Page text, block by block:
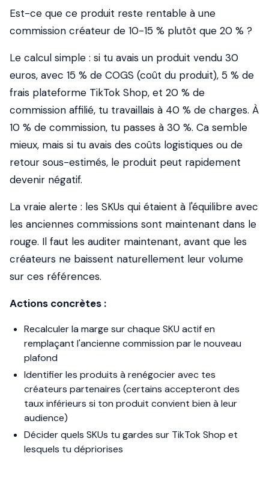
Est-ce que ce produit reste rentable à une
commission créateur de 10-15 % plutôt que 20 % ?
Le calcul simple : si tu avais un produit vendu 30
euros, avec 15 % de COGS (coût du produit), 5 % de
frais plateforme TikTok Shop, et 20 % de
commission affilié, tu travaillais à 40 % de charges. À
10 % de commission, tu passes à 30 %. Ca semble
mieux, mais si tu avais des coûts logistiques ou de
retour sous-estimés, le produit peut rapidement
devenir négatif.
La vraie alerte : les SKUs qui étaient à l'équilibre avec
les anciennes commissions sont maintenant dans le
rouge. Il faut les auditer maintenant, avant que les
créateurs ne baissent naturellement leur volume
sur ces références.
Actions concrètes :
Recalculer la marge sur chaque SKU actif en
remplaçant l'ancienne commission par le nouveau
plafond
Identifier les produits à renégocier avec tes
créateurs partenaires (certains accepteront des
taux inférieurs si ton produit convient bien à leur
audience)
Décider quels SKUs tu gardes sur TikTok Shop et
lesquels tu dépriorises